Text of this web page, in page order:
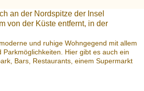
an der Nordspitze der Insel
von der Küste entfernt, in der
und ruhige Wohngegend mit allem
Parkmöglichkeiten. Hier gibt es auch ein
Bars, Restaurants, einem Supermarkt